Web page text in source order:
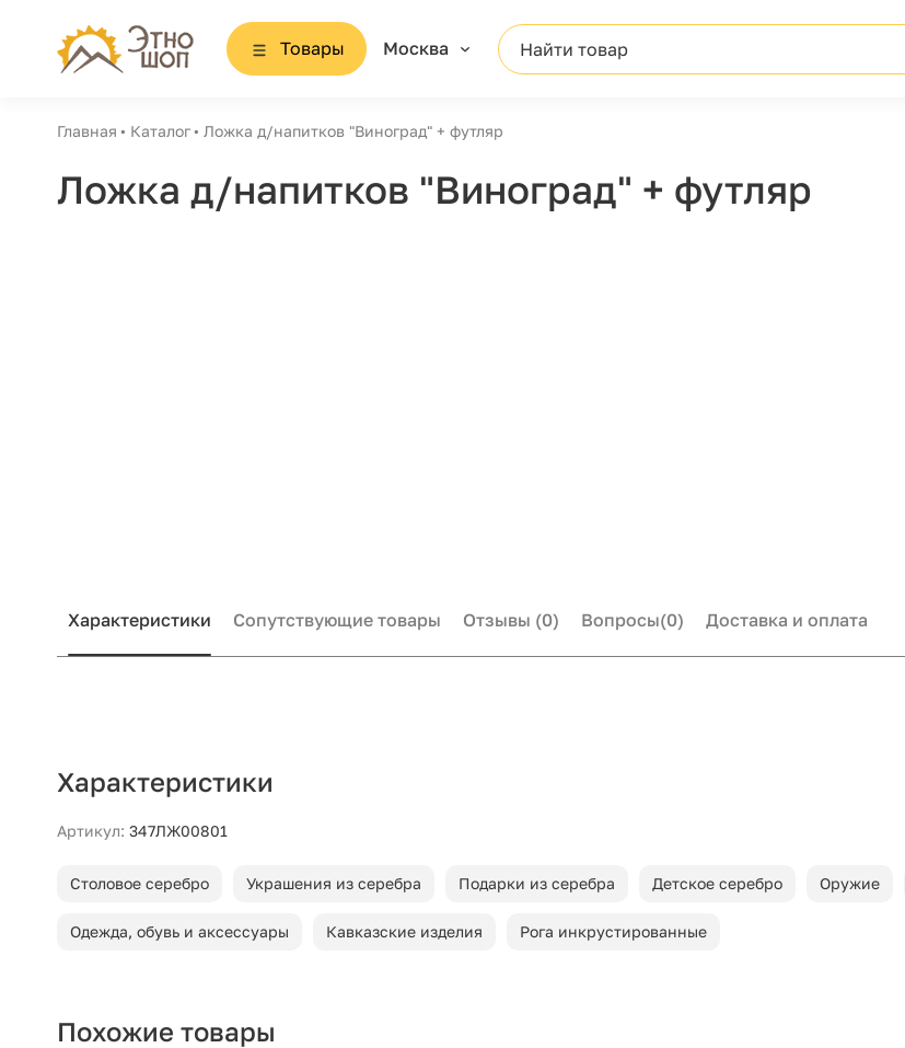
Товары Москва Найти товар
Главная Каталог Ложка д/напитков "Виноград" + футляр
Ложка д/напитков "Виноград" + футляр
Характеристики Сопутствующие товары Отзывы (0) Вопросы(0) Доставка и оплата
Характеристики
Артикул: 347ЛЖ00801
Столовое серебро Украшения из серебра Подарки из серебра Детское серебро Оружие
Одежда, обувь и аксессуары Кавказские изделия Рога инкрустированные
Похожие товары